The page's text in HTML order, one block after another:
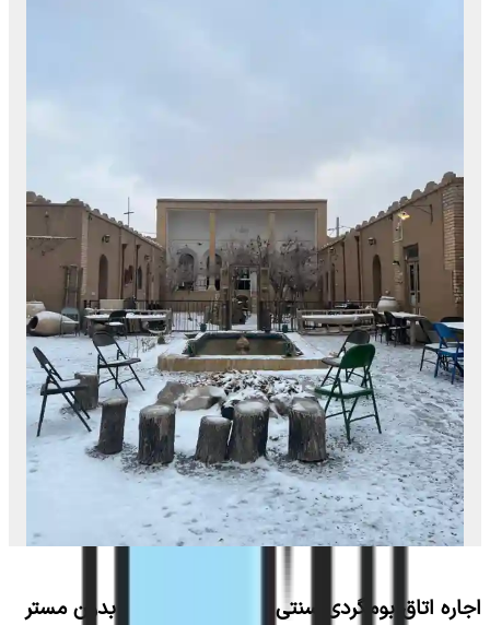
اجاره اتاق بومگردی سنتی در آباده-کف خواب بدون مستر